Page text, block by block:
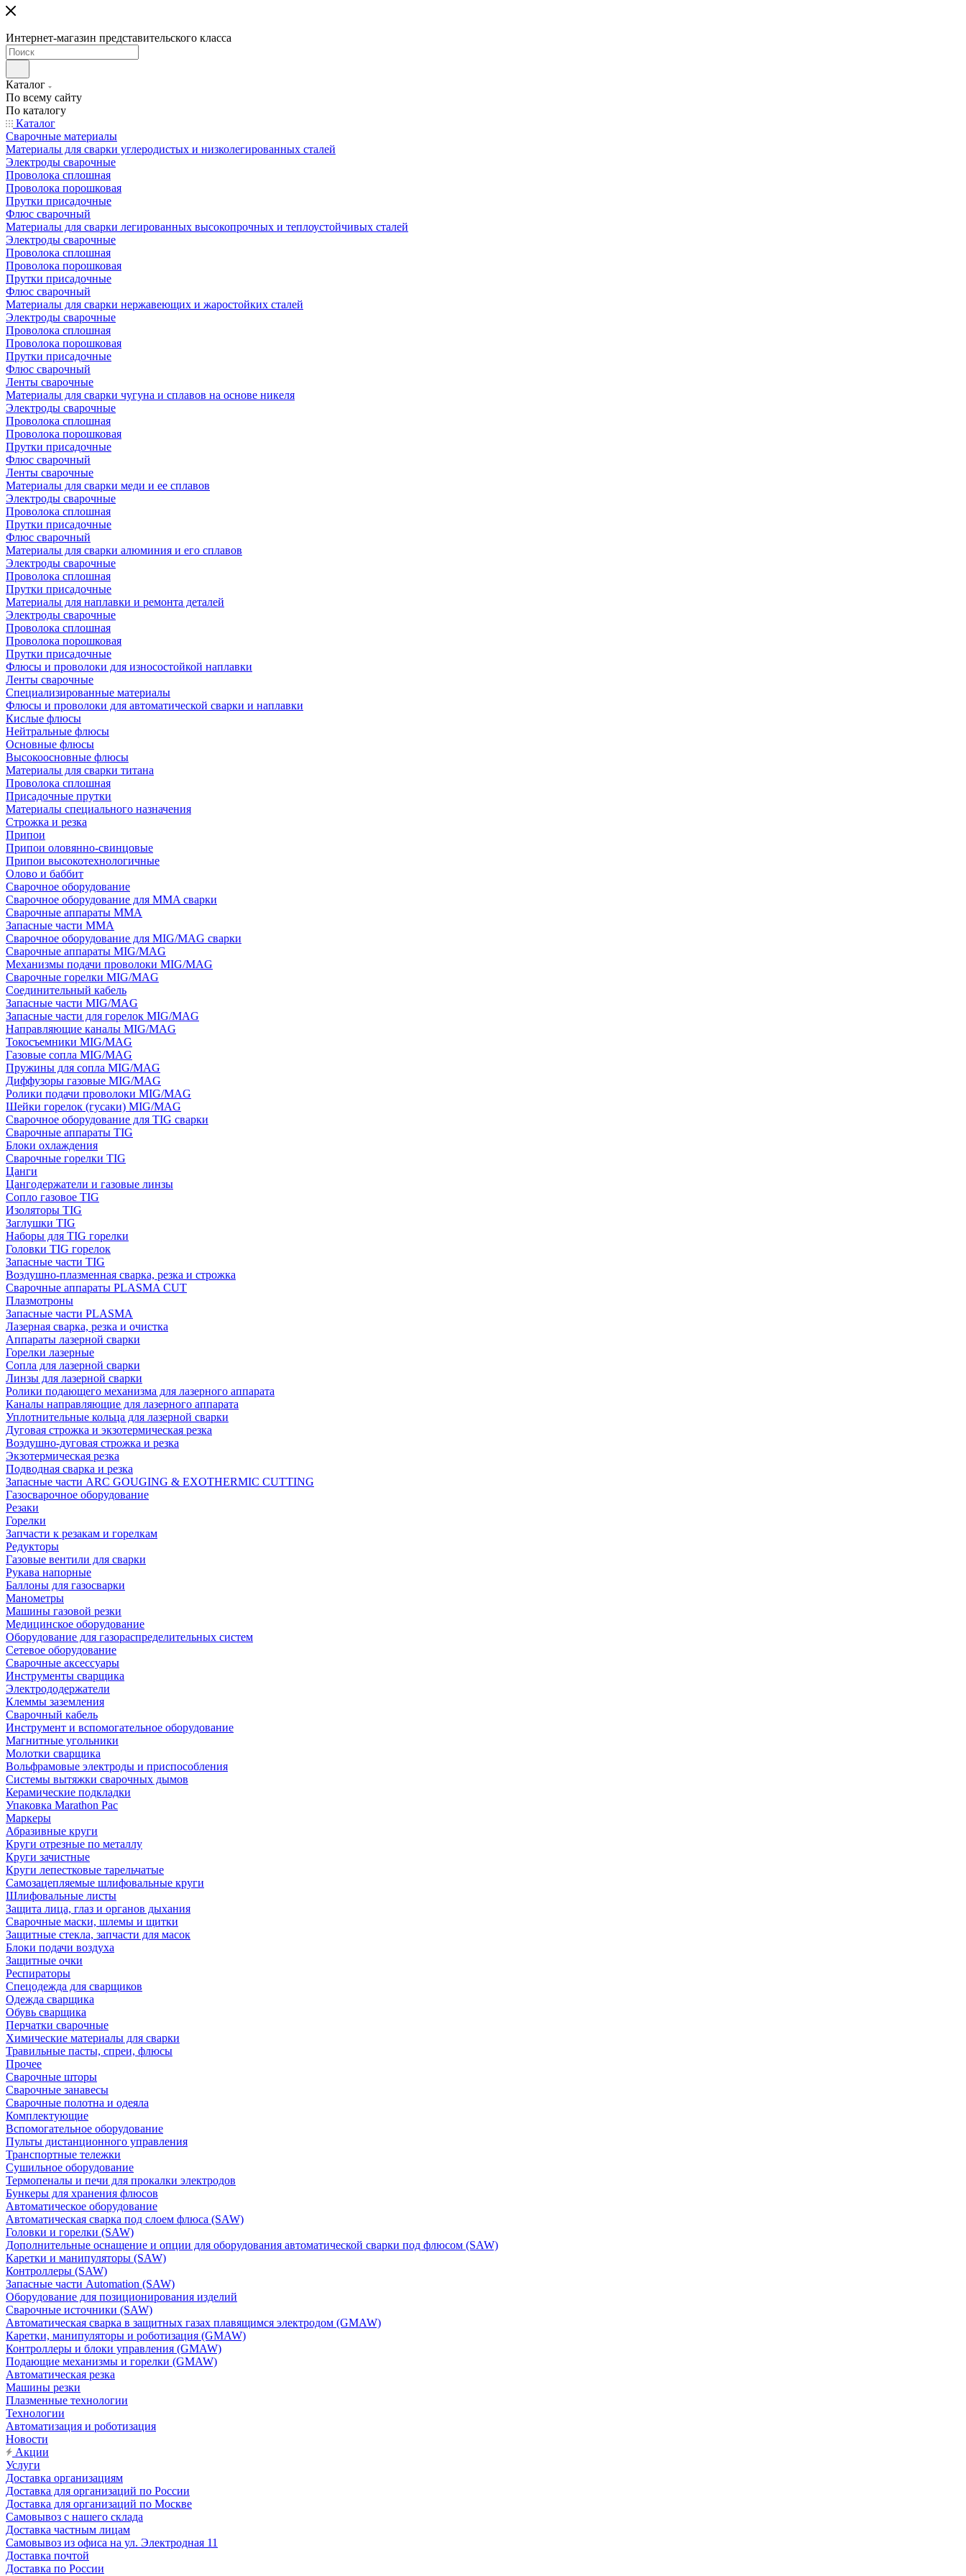
Интернет-магазин представительского класса
Каталог
По всему сайту
По каталогу
Каталог
Сварочные материалы
Материалы для сварки углеродистых и низколегированных сталей
Электроды сварочные
Проволока сплошная
Проволока порошковая
Прутки присадочные
Флюс сварочный
Материалы для сварки легированных высокопрочных и теплоустойчивых сталей
Электроды сварочные
Проволока сплошная
Проволока порошковая
Прутки присадочные
Флюс сварочный
Материалы для сварки нержавеющих и жаростойких сталей
Электроды сварочные
Проволока сплошная
Проволока порошковая
Прутки присадочные
Флюс сварочный
Ленты сварочные
Материалы для сварки чугуна и сплавов на основе никеля
Электроды сварочные
Проволока сплошная
Проволока порошковая
Прутки присадочные
Флюс сварочный
Ленты сварочные
Материалы для сварки меди и ее сплавов
Электроды сварочные
Проволока сплошная
Прутки присадочные
Флюс сварочный
Материалы для сварки алюминия и его сплавов
Электроды сварочные
Проволока сплошная
Прутки присадочные
Материалы для наплавки и ремонта деталей
Электроды сварочные
Проволока сплошная
Проволока порошковая
Прутки присадочные
Флюсы и проволоки для износостойкой наплавки
Ленты сварочные
Специализированные материалы
Флюсы и проволоки для автоматической сварки и наплавки
Кислые флюсы
Нейтральные флюсы
Основные флюсы
Высокоосновные флюсы
Материалы для сварки титана
Проволока сплошная
Присадочные прутки
Материалы специального назначения
Строжка и резка
Припои
Припои оловянно-свинцовые
Припои высокотехнологичные
Олово и баббит
Сварочное оборудование
Сварочное оборудование для MMA сварки
Сварочные аппараты MMA
Запасные части MMA
Сварочное оборудование для MIG/MAG сварки
Сварочные аппараты MIG/MAG
Механизмы подачи проволоки MIG/MAG
Сварочные горелки MIG/MAG
Соединительный кабель
Запасные части MIG/MAG
Запасные части для горелок MIG/MAG
Направляющие каналы MIG/MAG
Токосъемники MIG/MAG
Газовые сопла MIG/MAG
Пружины для сопла MIG/MAG
Диффузоры газовые MIG/MAG
Ролики подачи проволоки MIG/MAG
Шейки горелок (гусаки) MIG/MAG
Сварочное оборудование для TIG сварки
Сварочные аппараты TIG
Блоки охлаждения
Сварочные горелки TIG
Цанги
Цангодержатели и газовые линзы
Сопло газовое TIG
Изоляторы TIG
Заглушки TIG
Наборы для TIG горелки
Головки TIG горелок
Запасные части TIG
Воздушно-плазменная сварка, резка и строжка
Сварочные аппараты PLASMA CUT
Плазмотроны
Запасные части PLASMA
Лазерная сварка, резка и очистка
Аппараты лазерной сварки
Горелки лазерные
Сопла для лазерной сварки
Линзы для лазерной сварки
Ролики подающего механизма для лазерного аппарата
Каналы направляющие для лазерного аппарата
Уплотнительные кольца для лазерной сварки
Дуговая строжка и экзотермическая резка
Воздушно-дуговая строжка и резка
Экзотермическая резка
Подводная сварка и резка
Запасные части ARC GOUGING & EXOTHERMIC CUTTING
Газосварочное оборудование
Резаки
Горелки
Запчасти к резакам и горелкам
Редукторы
Газовые вентили для сварки
Рукава напорные
Баллоны для газосварки
Манометры
Машины газовой резки
Медицинское оборудование
Оборудование для газораспределительных систем
Сетевое оборудование
Сварочные аксессуары
Инструменты сварщика
Электрододержатели
Клеммы заземления
Сварочный кабель
Инструмент и вспомогательное оборудование
Магнитные угольники
Молотки сварщика
Вольфрамовые электроды и приспособления
Системы вытяжки сварочных дымов
Керамические подкладки
Упаковка Marathon Pac
Маркеры
Абразивные круги
Круги отрезные по металлу
Круги зачистные
Круги лепестковые тарельчатые
Самозацепляемые шлифовальные круги
Шлифовальные листы
Защита лица, глаз и органов дыхания
Сварочные маски, шлемы и щитки
Защитные стекла, запчасти для масок
Блоки подачи воздуха
Защитные очки
Респираторы
Спецодежда для сварщиков
Одежда сварщика
Обувь сварщика
Перчатки сварочные
Химические материалы для сварки
Травильные пасты, спреи, флюсы
Прочее
Сварочные шторы
Сварочные занавесы
Сварочные полотна и одеяла
Комплектующие
Вспомогательное оборудование
Пульты дистанционного управления
Транспортные тележки
Сушильное оборудование
Термопеналы и печи для прокалки электродов
Бункеры для хранения флюсов
Автоматическое оборудование
Автоматическая сварка под слоем флюса (SAW)
Головки и горелки (SAW)
Дополнительные оснащение и опции для оборудования автоматической сварки под флюсом (SAW)
Каретки и манипуляторы (SAW)
Контроллеры (SAW)
Запасные части Automation (SAW)
Оборудование для позиционирования изделий
Сварочные источники (SAW)
Автоматическая сварка в защитных газах плавящимся электродом (GMAW)
Каретки, манипуляторы и роботизация (GMAW)
Контроллеры и блоки управления (GMAW)
Подающие механизмы и горелки (GMAW)
Автоматическая резка
Машины резки
Плазменные технологии
Технологии
Автоматизация и роботизация
Новости
Акции
Услуги
Доставка организациям
Доставка для организаций по России
Доставка для организаций по Москве
Самовывоз с нашего склада
Доставка частным лицам
Самовывоз из офиса на ул. Электродная 11
Доставка почтой
Доставка по России